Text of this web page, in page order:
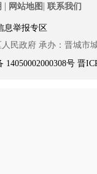
| 网站地图 | 联系我们
息举报专区
民政府 承办：晋城市
14050002000308号 晋